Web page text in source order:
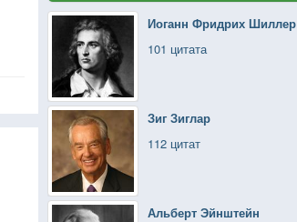
Иоганн Фридрих Шиллер
101 цитата
Зиг Зиглар
112 цитат
Альберт Эйнштейн